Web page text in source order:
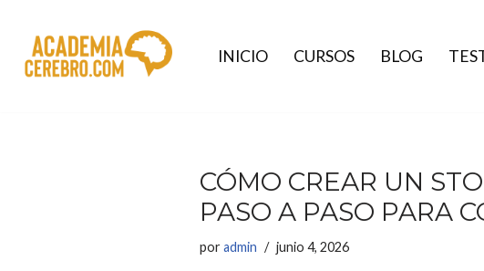
Saltar
INICIO CURSOS BLOG
CÓMO CREAR UN
PASO A PASO PARA
poradmin junio 4, 2026